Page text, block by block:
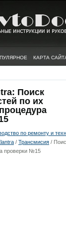
КАРТА
Поиск
по их
по ремонту и
/ Трансмисия /
проверки №15